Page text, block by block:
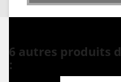
6 autres produits
: